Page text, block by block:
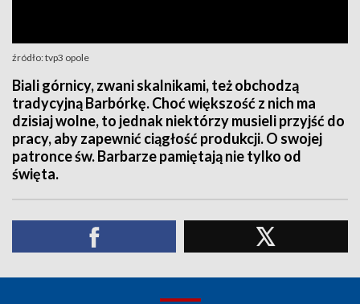
źródło: tvp3 opole
Biali górnicy, zwani skalnikami, też obchodzą
tradycyjną Barbórkę. Choć większość z nich ma
dzisiaj wolne, to jednak niektórzy musieli przyjść do
pracy, aby zapewnić ciągłość produkcji. O swojej
patronce św. Barbarze pamiętają nie tylko od
święta.